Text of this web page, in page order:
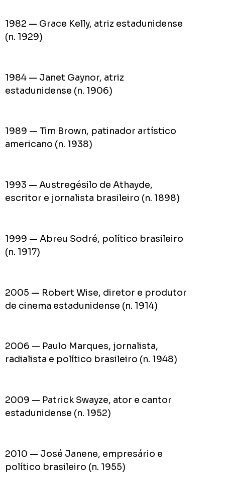
1982 — Grace Kelly, atriz estadunidense
(n. 1929)
1984 — Janet Gaynor, atriz
estadunidense (n. 1906)
1989 — Tim Brown, patinador artístico
americano (n. 1938)
1993 — Austregésilo de Athayde,
escritor e jornalista brasileiro (n. 1898)
1999 — Abreu Sodré, político brasileiro
(n. 1917)
2005 — Robert Wise, diretor e produtor
de cinema estadunidense (n. 1914)
2006 — Paulo Marques, jornalista,
radialista e político brasileiro (n. 1948)
2009 — Patrick Swayze, ator e cantor
estadunidense (n. 1952)
2010 — José Janene, empresário e
político brasileiro (n. 1955)